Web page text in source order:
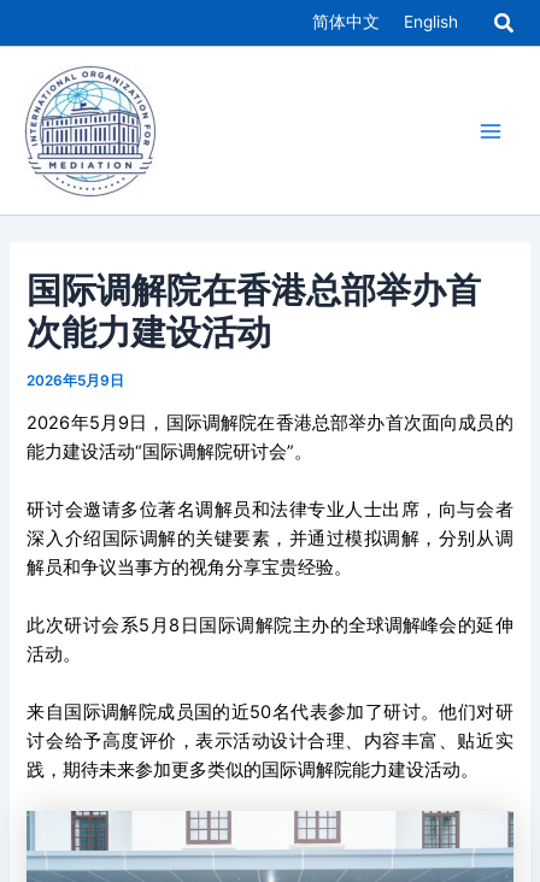
至
简体中文 English
国际调解院在香港总部举办首
次能力建设活动
2026年5月9日
2026年5月9日，国际调解院在香港总部举办首次面向成员的
能力建设活动“国际调解院研讨会”。
研讨会邀请多位著名调解员和法律专业人士出席，向与会者
深入介绍国际调解的关键要素，并通过模拟调解，分别从调
解员和争议当事方的视角分享宝贵经验。
此次研讨会系5月8日国际调解院主办的全球调解峰会的延伸
活动。
来自国际调解院成员国的近50名代表参加了研讨。他们对研
讨会给予高度评价，表示活动设计合理、内容丰富、贴近实
践，期待未来参加更多类似的国际调解院能力建设活动。